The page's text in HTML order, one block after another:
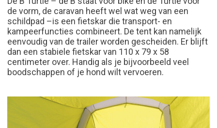
de vorm, de caravan heeft wel wat weg van een
schildpad –is een fietskar die transport- en
kampeerfuncties combineert. De tent kan namelijk
eenvoudig van de trailer worden gescheiden. Er blijft
dan een stabiele fietskar van 110 x 79 x 58
centimeter over. Handig als je bijvoorbeeld veel
boodschappen of je hond wilt vervoeren.